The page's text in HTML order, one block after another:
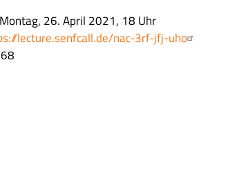
26. April 2021, 18 Uhr
lecture.senfcall.de/nac-3rf-jfj-uho